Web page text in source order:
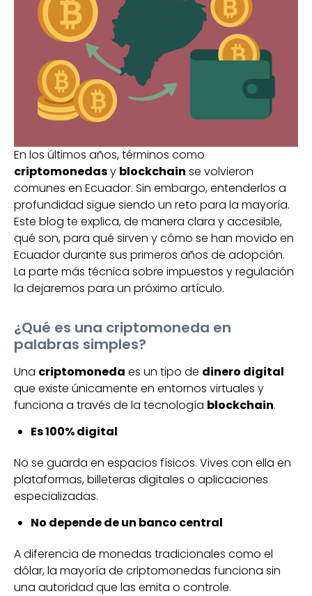
En los últimos años, términos como
criptomonedasy blockchain se volvieron
comunes en Ecuador. Sin embargo, entenderlos a
profundidad sigue siendo un reto para la mayoría.
Este blog te explica, de manera clara y accesible,
qué son, para qué sirven y cómo se han movido en
Ecuador durante sus primeros años de adopción.
La parte más técnica sobre impuestos y regulación
la dejaremos para un próximo artículo.
¿Qué es una criptomoneda en
palabras simples?
Una criptomoneda es un tipo de dinero digital
que existe únicamente en entornos virtuales y
funciona a través de la tecnología blockchain.
Es 100% digital
No se guarda en espacios físicos. Vives con ella en
plataformas, billeteras digitales o aplicaciones
especializadas.
No depende de un banco central
A diferencia de monedas tradicionales como el
dólar, la mayoría de criptomonedas funciona sin
una autoridad que las emita o controle.